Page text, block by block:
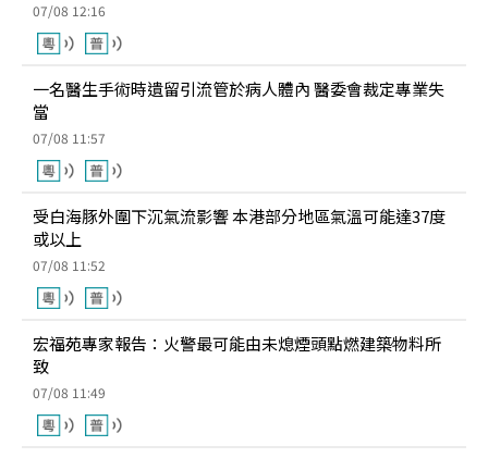
07/08 12:16
一名醫生手術時遺留引流管於病人體內 醫委會裁定專業失
當
07/08 11:57
受白海豚外圍下沉氣流影響 本港部分地區氣溫可能達37度
或以上
07/08 11:52
宏福苑專家報告：火警最可能由未熄煙頭點燃建築物料所
致
07/08 11:49